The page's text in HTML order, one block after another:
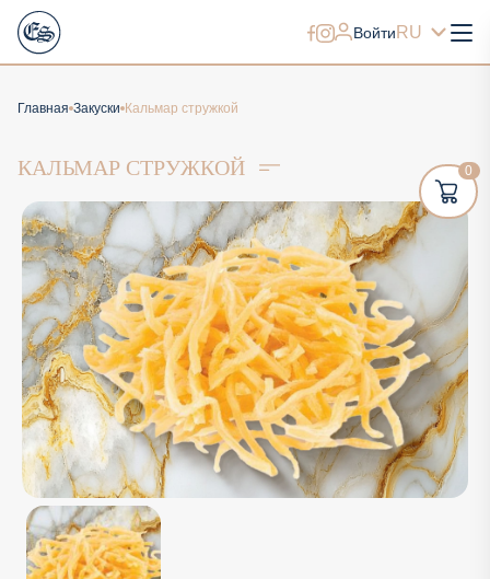
Войти RU
Главная Закуски Кальмар стружкой
КАЛЬМАР СТРУЖКОЙ 0